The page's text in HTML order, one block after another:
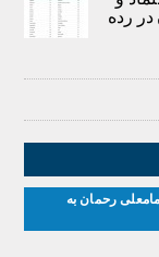
در رده
رحمان به